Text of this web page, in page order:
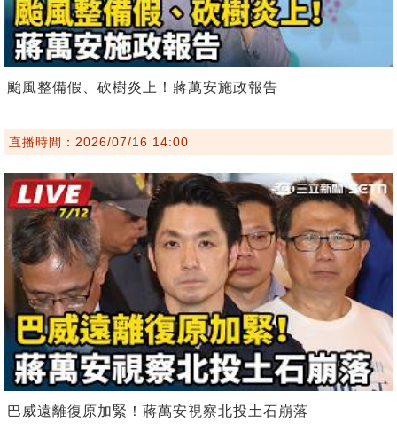
颱風整備假、砍樹炎上！蔣萬安施政報告
直播時間：2026/07/16 14:00
巴威遠離復原加緊！蔣萬安視察北投土石崩落